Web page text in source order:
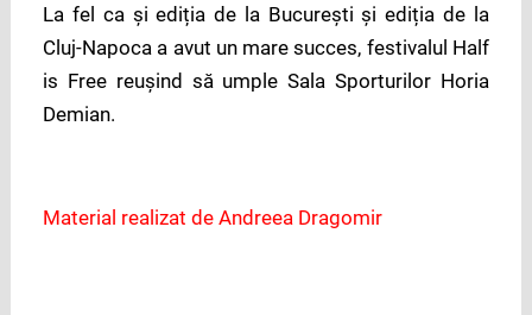
La fel ca și ediția de la București și ediția de la
Cluj-Napoca a avut un mare succes, festivalul Half
is Free reușind să umple Sala Sporturilor Horia
Demian.
Material realizat de Andreea Dragomir